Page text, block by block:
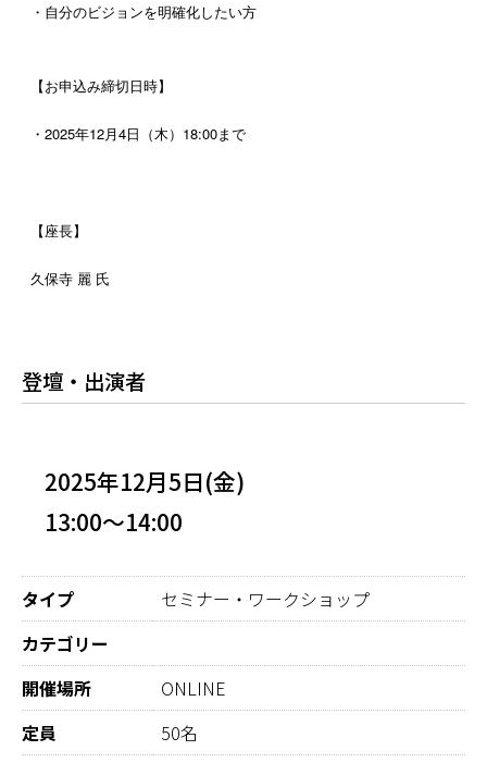
・自分のビジョンを明確化したい方
【お申込み締切日時】
・2025年12月4日（木）18:00まで
【座長】
久保寺 麗 氏
登壇・出演者
2025年12月5日(金)
13:00～14:00
タイプ
セミナー・ワークショップ
カテゴリー
開催場所
ONLINE
定員
50名